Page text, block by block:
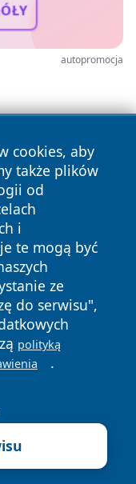
autopromocja
cookies, aby
także plików
od
i
te mogą być
ze
do serwisu",
polityką
.
prawa
Polityka